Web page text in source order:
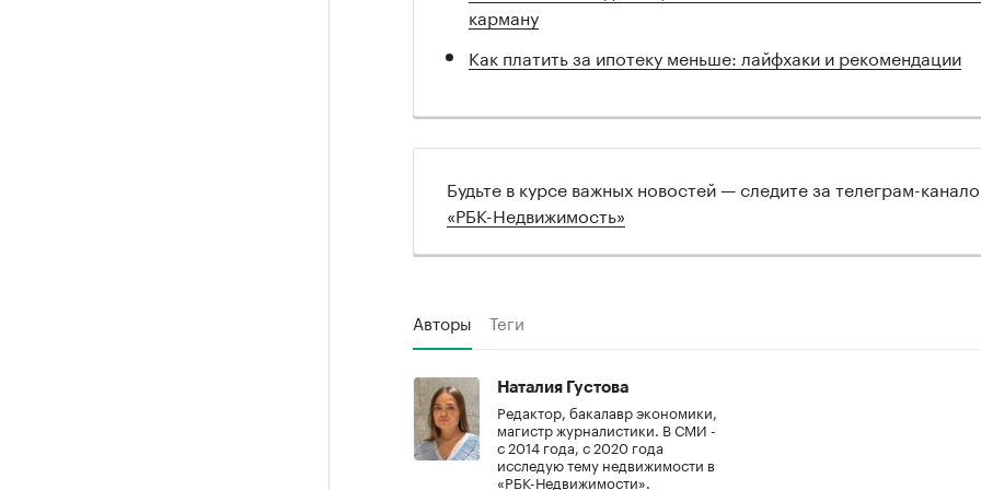
карману
Как платить за ипотеку меньше: лайфхаки и рекомендации
Будьте в курсе важных новостей — следите за телеграм-
«РБК-Недвижимость»
Авторы Теги
Наталия Густова
Редактор, бакалавр экономики,
магистр журналистики. В СМИ -
с 2014 года, с 2020 года
исследую тему недвижимости в
«РБК-Недвижимости».